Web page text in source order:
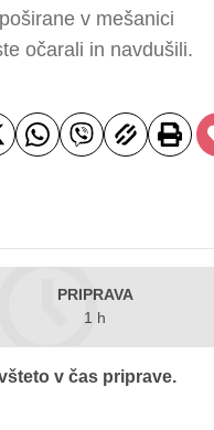
v mešanici
očarali in navdušili.
PRIPRAVA
1 h
v čas priprave.